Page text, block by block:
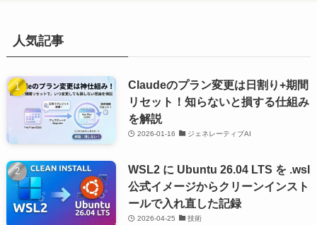
人気記事
Claudeのプラン変更は日割り+期間
リセット！知らないと損する仕組み
を解説
2026-01-16 ジェネレーティブAI
WSL2 に Ubuntu 26.04 LTS を .wsl
公式イメージからクリーンインスト
ールで入れ直した記録
2026-04-25 技術